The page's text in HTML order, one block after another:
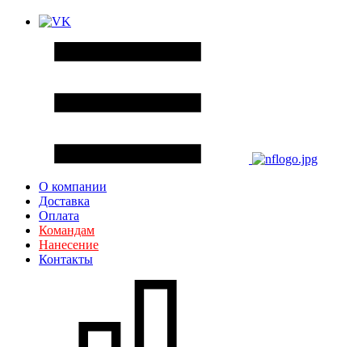
О компании
Доставка
Оплата
Командам
Нанесение
Контакты